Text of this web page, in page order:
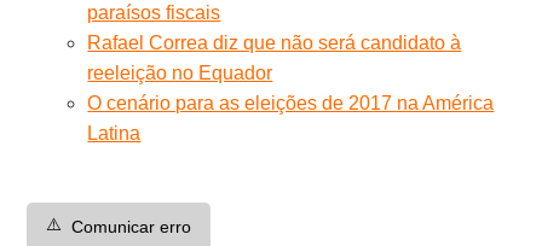
paraísos fiscais
Rafael Correa diz que não será candidato à
reeleição no Equador
O cenário para as eleições de 2017 na América
Latina
⚠️ Comunicar erro